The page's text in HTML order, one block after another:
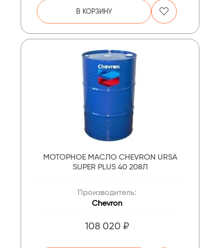
В КОРЗИНУ
МОТОРНОЕ МАСЛО CHEVRON URSA
SUPER PLUS 40 208Л
Производитель:
Chevron
108 020 ₽